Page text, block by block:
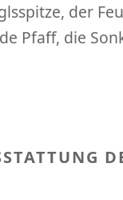
der
Pfaff, die